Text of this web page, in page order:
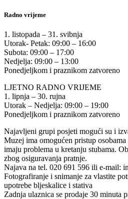
Radno vrijeme
1. listopada – 31. svibnja
Utorak- Petak: 09:00 – 16:00
Subota: 09:00 – 17:00
Nedjelja: 09:00 – 13:00
Ponedjeljkom i praznikom zatvoreno
LJETNO RADNO VRIJEME
1. lipnja – 30. rujna
Utorak – Nedjelja: 09:00 – 19:00
Ponedjeljkom i praznikom zatvoreno
Najavljeni grupi posjeti mogući su i
Muzej ima omogućen pristup
imaju problema u kretanju stubama.
zbog osiguravanja pratnje.
Najava na tel. 020 691 596 ili e-mail:
Fotografiranje i snimanje za vlastite
upotrebe bljeskalice i stativa
Zadnja ulaznica se prodaje 30 minuta